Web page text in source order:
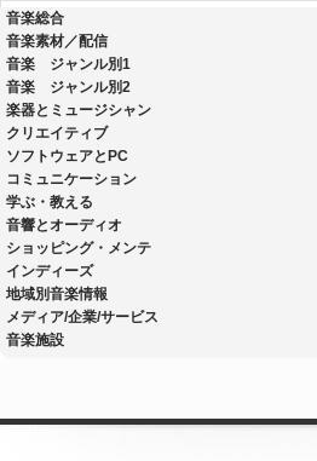
音楽総合
音楽素材／配信
音楽 ジャンル別1
音楽 ジャンル別2
楽器とミュージシャン
クリエイティブ
ソフトウェアとPC
コミュニケーション
学ぶ・教える
音響とオーディオ
ショッピング・メンテ
インディーズ
地域別音楽情報
メディア/企業/サービス
音楽施設